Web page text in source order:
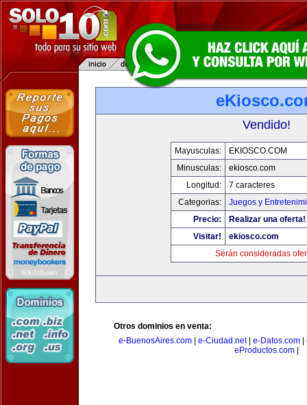
Vendido!
Mayusculas:
EKIOSCO.COM
Minusculas:
ekiosco.com
Longitud:
7 caracteres
Categorias:
Juegos y
Precio:
Realizar una oferta!
Visitar!
ekiosco.com
Serán consideradas
Otros dominios en venta:
e-BuenosAires.com| e-Ciudad.net| e-Datos.com|
eProductos.com